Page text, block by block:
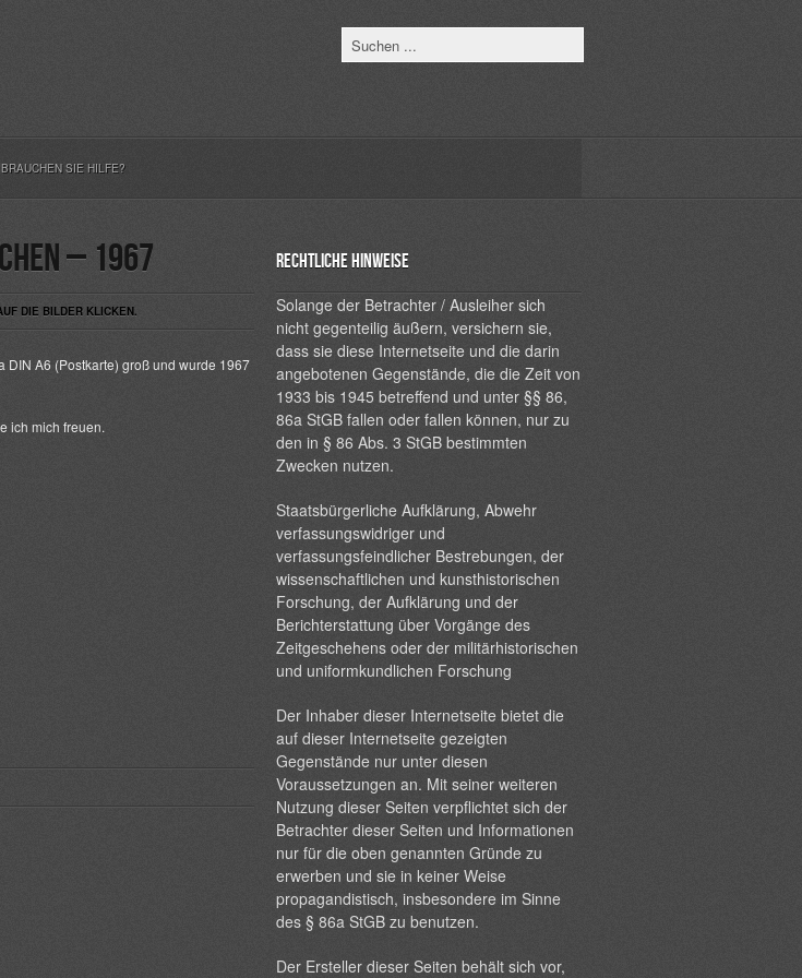
BRAUCHEN SIE HILFE?
– 1967
DIE BILDER KLICKEN.
DIN A6 (Postkarte) groß und wurde 1967
ich mich freuen.
Rechtliche Hinweise
Solange der Betrachter / Ausleiher sich
nicht gegenteilig äußern, versichern sie,
dass sie diese Internetseite und die darin
angebotenen Gegenstände, die die Zeit von
1933 bis 1945 betreffend und unter §§ 86,
86a StGB fallen oder fallen können, nur zu
den in § 86 Abs. 3 StGB bestimmten
Zwecken nutzen.
Staatsbürgerliche Aufklärung, Abwehr
verfassungswidriger und
verfassungsfeindlicher Bestrebungen, der
wissenschaftlichen und kunsthistorischen
Forschung, der Aufklärung und der
Berichterstattung über Vorgänge des
Zeitgeschehens oder der militärhistorischen
und uniformkundlichen Forschung
Der Inhaber dieser Internetseite bietet die
auf dieser Internetseite gezeigten
Gegenstände nur unter diesen
Voraussetzungen an. Mit seiner weiteren
Nutzung dieser Seiten verpflichtet sich der
Betrachter dieser Seiten und Informationen
nur für die oben genannten Gründe zu
erwerben und sie in keiner Weise
propagandistisch, insbesondere im Sinne
des § 86a StGB zu benutzen.
Der Ersteller dieser Seiten behält sich vor,